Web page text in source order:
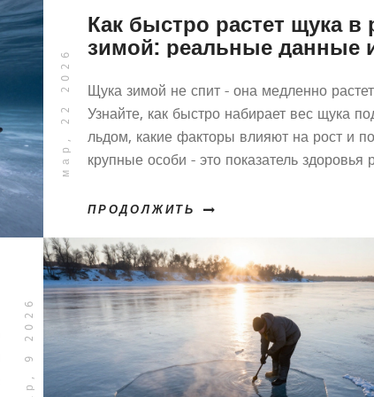
мар, 22 2026
Как быстро растет щука в
зимой: реальные данные
Щука зимой не спит - она медленно
Узнайте, как быстро набирает вес щука
льдом, какие факторы влияют на рост и
крупные особи - это показатель здоровья
ПРОДОЛЖИТЬ
мар, 9 2026